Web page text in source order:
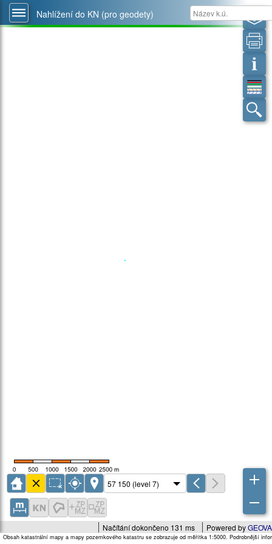
Nahlížení do KN (pro geodety)
Powered by
Načítání dokončeno 131 ms
Obsah katastrální mapy a mapy pozemkového katastru se zobrazuje od měřítka 1:5000. Podrobnější